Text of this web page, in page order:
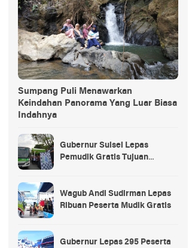
Sumpang Puli Menawarkan
Keindahan Panorama Yang Luar Biasa
Indahnya
Gubernur Sulsel Lepas
Pemudik Gratis Tujuan
Wagub Andi Sudirman Lepas
Ribuan Peserta Mudik Gratis
Gubernur Lepas 295 Peserta